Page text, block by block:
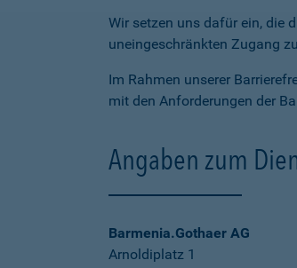
Wir setzen uns dafür ein, die
uneingeschränkten Zugang
Im Rahmen unserer
mit den Anforderungen der
Angaben zum
Barmenia.Gothaer AG
Arnoldiplatz 1